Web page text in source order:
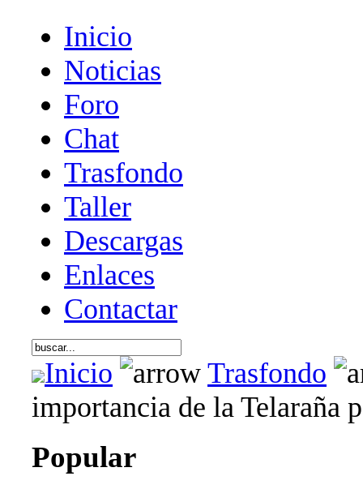
Inicio
Noticias
Foro
Chat
Trasfondo
Taller
Descargas
Enlaces
Contactar
Inicio
Trasfondo
importancia de la Telaraña
Popular